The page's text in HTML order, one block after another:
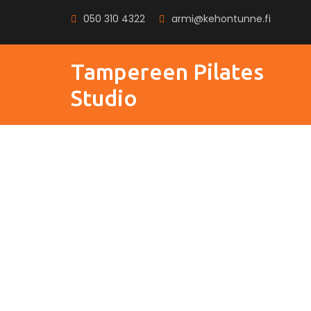
050 310 4322 armi@kehontunne.fi
Tampereen Pilates
Studio